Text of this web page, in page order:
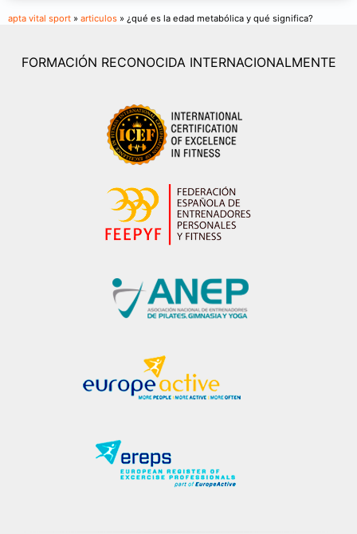
apta vital sport » articulos » ¿qué es la edad metabólica y qué significa?
FORMACIÓN RECONOCIDA INTERNACIONALMENTE